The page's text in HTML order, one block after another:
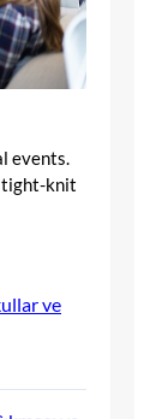
events.
tight-knit
ve